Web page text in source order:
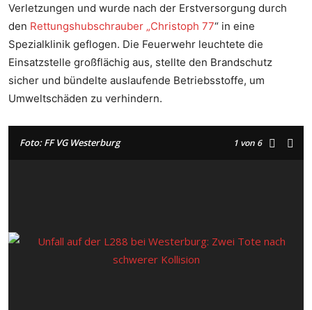
Verletzungen und wurde nach der Erstversorgung durch
den Rettungshubschrauber „Christoph 77“ in eine
Spezialklinik geflogen. Die Feuerwehr leuchtete die
Einsatzstelle großflächig aus, stellte den Brandschutz
sicher und bündelte auslaufende Betriebsstoffe, um
Umweltschäden zu verhindern.
Foto: FF VG Westerburg 1 von 6